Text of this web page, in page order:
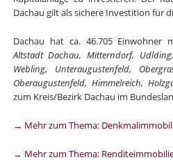
Dachau gilt als sichere Investition für
Dachau hat ca. 46.705 Einwohner
Altstadt Dachau, Mitterndorf,
Webling, Unteraugustenfeld,
Oberaugustenfeld, Himmelreich,
zum Kreis/Bezirk Dachau im
→ Mehr zum Thema:
→ Mehr zum Thema: